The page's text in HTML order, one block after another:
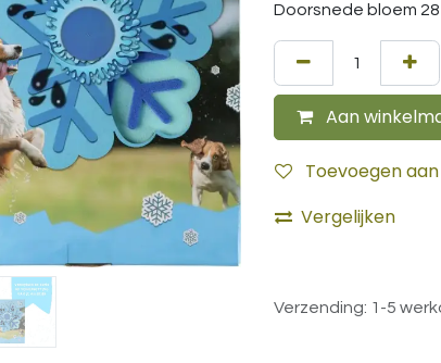
Doorsnede bloem 28
Aan
Toevoegen
Vergelijken
Verzending: 1-5